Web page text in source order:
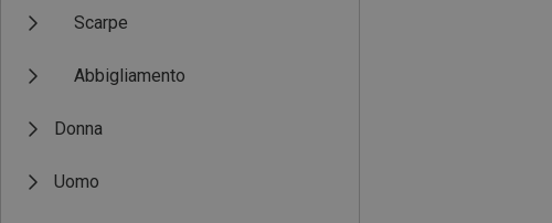
Scarpe
Abbigliamento
Donna
Uomo